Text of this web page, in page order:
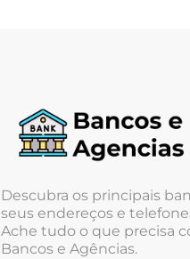
Descubra os principais
seus endereços e
Ache tudo o que precisa
Bancos e Agências.